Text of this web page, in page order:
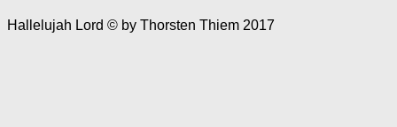
Hallelujah Lord © by Thorsten Thiem 2017